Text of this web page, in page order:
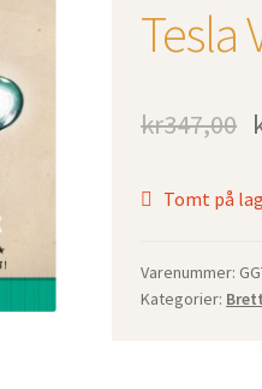
Tesla
kr347,00
Tomt på
Varenummer:
Kategorier: